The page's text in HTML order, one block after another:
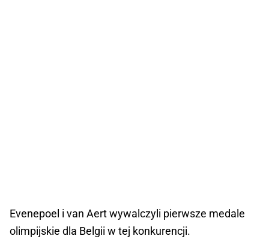
Evenepoel i van Aert wywalczyli pierwsze medale
olimpijskie dla Belgii w tej konkurencji.